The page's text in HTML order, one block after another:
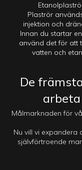
Plaströr
injektion och
Innan du startar
använd det för att
vatten och
De
Målmarknaden för
Nu vill vi expandera
självförtroende